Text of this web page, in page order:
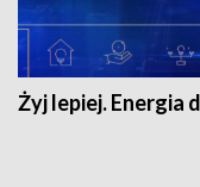
Żyj lepiej. Energia